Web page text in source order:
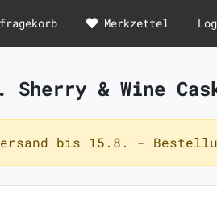
Merkzettel
& Wine
bis 15.8. -